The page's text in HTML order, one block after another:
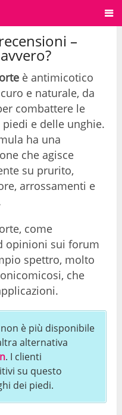
–
è antimicotico
e naturale, da
combattere le
e delle unghie.
ha una
che agisce
su prurito,
arrossamenti e
come
opinioni sui forum
spettro, molto
che
è più disponibile
alternativa
. I clienti
su questo
dei piedi.